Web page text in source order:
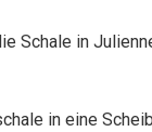
Schale in
in eine